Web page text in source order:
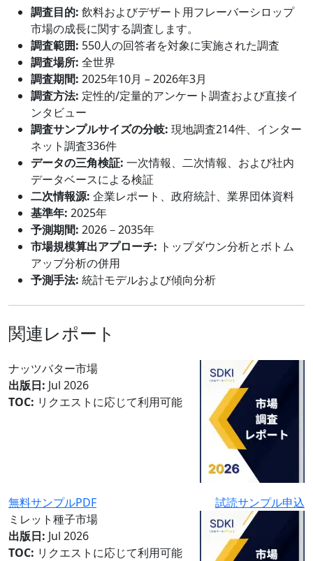
調査目的: 飲料およびデザート用フレーバーシロップ
市場の成長に関する調査します。
調査範囲: 550人の回答者を対象に実施された調査
調査場所: 全世界
調査期間: 2025年10月 – 2026年3月
調査方法: 定性的/定量的アンケート調査および直接イ
ンタビュー
調査サンプルサイズの分岐: 現地調査214件、インター
ネット調査336件
データの三角検証: 一次情報、二次情報、および社内
データベースによる検証
二次情報源: 企業レポート、政府統計、業界団体資料
基準年: 2025年
予測期間: 2026－2035年
市場規模算出アプローチ: トップダウン分析とボトム
アップ分析の併用
予測手法: 統計モデルおよび傾向分析
関連レポート
ナッツバター市場
出版日: Jul 2026
TOC: リクエストに応じて利用可能
無料サンプルPDF
試読サンプル申込
ミレット種子市場
出版日: Jul 2026
TOC: リクエストに応じて利用可能